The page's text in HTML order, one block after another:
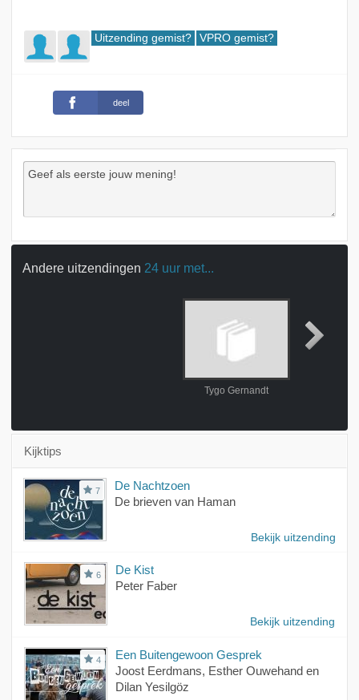
Uitzending gemist? VPRO gemist?
deel
Andere uitzendingen 24 uur met...
Tygo Gernandt
Kijktips
7
De Nachtzoen
De brieven van Haman
Bekijk uitzending
6
De Kist
Peter Faber
Bekijk uitzending
4
Een Buitengewoon Gesprek
Joost Eerdmans, Esther Ouwehand en
Dilan Yesilgöz